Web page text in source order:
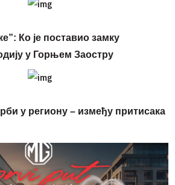
Ко је поставио замку
у Горњем Заостру
у региону – између притисака